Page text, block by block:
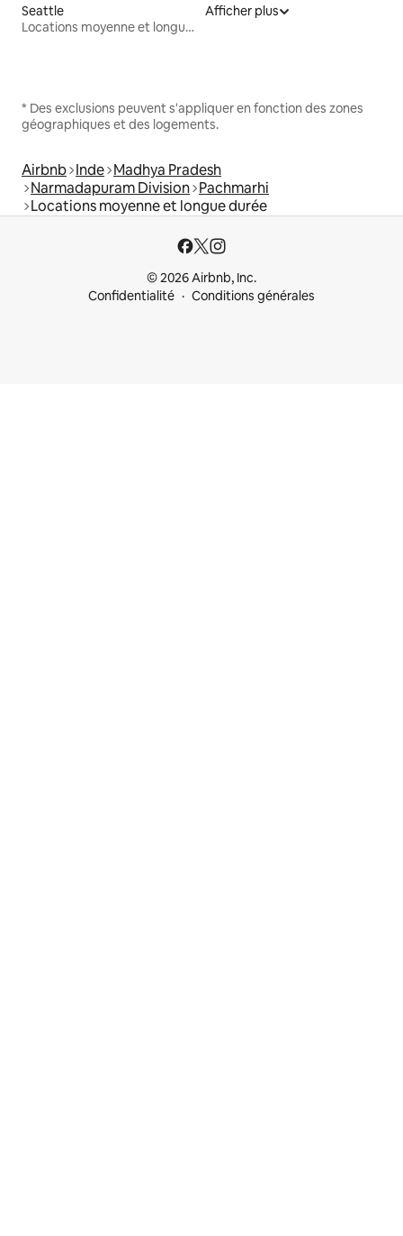
Seattle
Locations moyenne et longue durée
Afficher plus
* Des exclusions peuvent s'appliquer en fonction des zones
géographiques et des logements.
Airbnb Inde Madhya Pradesh
Narmadapuram Division Pachmarhi
Locations moyenne et longue durée
© 2026 Airbnb, Inc.
Confidentialité
Conditions générales